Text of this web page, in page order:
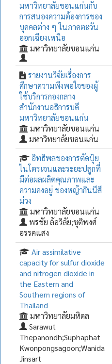
มหาวิทยาลัยขอนแก่นกับ
การสนองความต้องการของ
บุคคลต่าง ๆ ในภาคตะวัน
ออกเฉียงเหนือ
มหาวิทยาลัยขอนแก่น
รายงานวิจัยเรื่องการ
ศึกษาความพึงพอใจของผู้
ใช้บริการกองกลาง
สำนักงานอธิการบดี
มหาวิทยาลัยขอนแก่น
มหาวิทยาลัยขอนแก่น
มหาวิทยาลัยขอนแก่น
อิทธิพลของการตัดปุ๋ย
ไนโตรเจนและระยะปลูกที่
มีต่อผลผลิตคุณภาพและ
ความคงอยู่ ของหญ้ากินนีสี
ม่วง
มหาวิทยาลัยขอนแก่น
พรชัย ล้อวิลัย;ชุติพงศ์
อรรคแสง
Air assimilative
capacity for sulfur dioxide
and nitrogen dioxide in
the Eastern and
Southern regions of
Thailand
มหาวิทยาลัยมหิดล
Sarawut
Thepanondh;Suphaphat
Kwonpongsagoon;Wanida
Jinsart